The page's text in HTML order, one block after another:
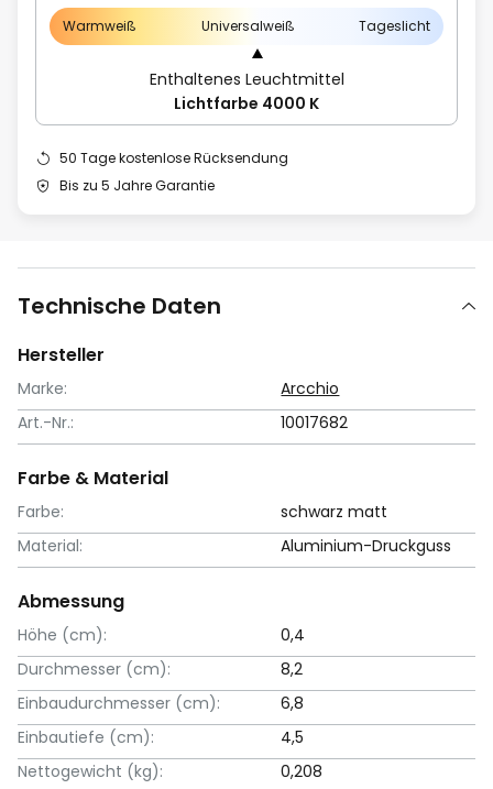
Warmweiß Universalweiß Tageslicht
Enthaltenes Leuchtmittel
Lichtfarbe 4000 K
50 Tage kostenlose Rücksendung
Bis zu 5 Jahre Garantie
Technische Daten
Hersteller
Marke:
Arcchio
Art.-Nr.:
10017682
Farbe & Material
Farbe:
schwarz matt
Material:
Aluminium-Druckguss
Abmessung
Höhe (cm):
0,4
Durchmesser (cm):
8,2
Einbaudurchmesser (cm):
6,8
Einbautiefe (cm):
4,5
Nettogewicht (kg):
0,208